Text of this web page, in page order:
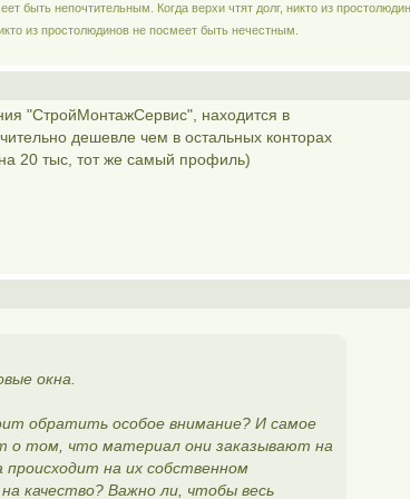
быть непочтительным. Когда верхи чтят долг, никто из
из простолюдинов не посмеет быть нечестным.
"СтройМонтажСервис", находится в
дешевле чем в остальных конторах
20 тыс, тот же самый профиль)
окна.
обратить особое внимание? И самое
о том, что материал они заказывают на
происходит на их собственном
качество? Важно ли, чтобы весь